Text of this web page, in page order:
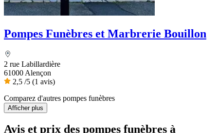
Pompes Funèbres et Marbrerie Bouillon
2 rue Labillardière
61000 Alençon
2,5 /5 (1 avis)
Comparez d'autres pompes funèbres
Afficher plus
Avis et prix des pompes funèbres à